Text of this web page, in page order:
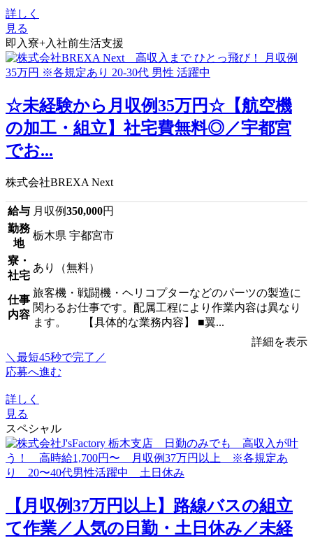
詳しく
見る
即入寮+入社前生活支援
☆未経験から月収例35万円☆【航空機
の加工・組立】社宅費無料◎／宇都宮
でお...
株式会社BREXA Next
給与 月収例350,000円
勤務
地
栃木県 宇都宮市
寮・
社宅
あり（無料）
仕事
内容
旅客機・戦闘機・ヘリコプターなどのパーツの製造に
関わるお仕事です。配属工程により作業内容は異なり
ます。 【具体的な業務内容】 ■翼...
詳細を表示
＼最短45秒で完了／
応募へ進む
詳しく
見る
スペシャル
【月収例37万円以上】路線バスの組立
て作業／人気の日勤・土日休み／未経